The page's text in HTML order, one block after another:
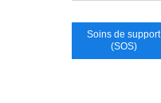
Soins de support
(SOS)